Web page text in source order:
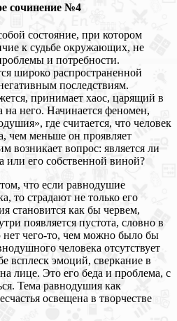
сочинение №4
состояние, при котором
к судьбе окружающих, не
и потребности.
широко распространенной
последствиям.
принимает хаос, царящий в
на него. Начинается феномен,
где считается, что человек
чем меньше он проявляет
возникает вопрос: является ли
или его собственной виной?
что если равнодушие
то страдают не только его
становится как бы червем,
появляется пустота, словно в
нет чего-то, чем можно было бы
человека отсутствует
всплеск эмоций, сверкание в
лице. Это его беда и проблема, с
Тема равнодушия как
освещена в творчестве